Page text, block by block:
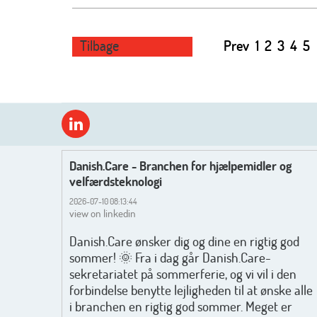
Tilbage Prev 1 2 3 4 5
Danish.Care - Branchen for hjælpemidler og
velfærdsteknologi
2026-07-10 08:13:44
view on linkedin
Danish.Care ønsker dig og dine en rigtig god
sommer! 🌞 Fra i dag går Danish.Care-
sekretariatet på sommerferie, og vi vil i den
forbindelse benytte lejligheden til at ønske alle
i branchen en rigtig god sommer. Meget er